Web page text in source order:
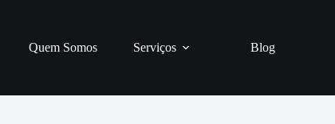
Quem Somos Serviços Blog